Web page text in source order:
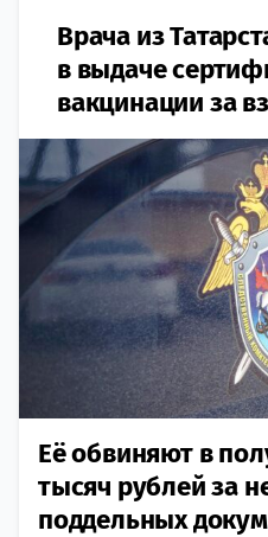
Врача из
в выдаче
вакцинации за
Её обвиняют в
тысяч рублей за
поддельных